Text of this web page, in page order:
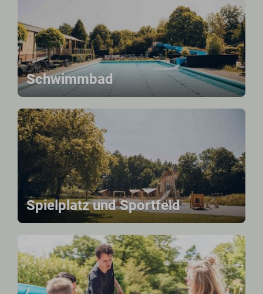
Schwimmbad
Spielplatz und Sportfeld